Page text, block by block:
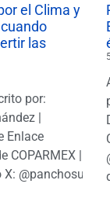
el Clima y
las
por:
|
Enlace
COPARMEX |